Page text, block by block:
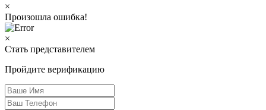
×
Произошла ошибка!
×
Стать представителем
Пройдите верификацию